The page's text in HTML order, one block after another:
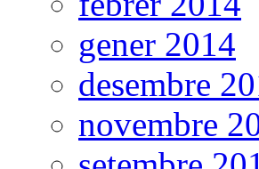
gener 2014
desembre
novembre